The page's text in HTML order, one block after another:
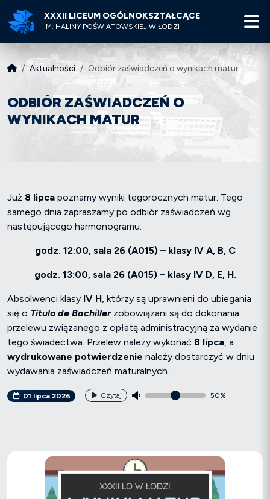
XXXII LICEUM OGÓLNOKSZTAŁCĄCE
IM. HALINY POŚWIATOWSKIEJ W ŁODZI
Aktualności Odbiór zaświadczeń o wynikach matur
ODBIÓR ZAŚWIADCZEŃ O
WYNIKACH MATUR
Już 8 lipca poznamy wyniki tegorocznych matur. Tego
samego dnia zapraszamy po odbiór zaświadczeń wg
następującego harmonogramu:
godz. 12:00, sala 26 (A015) – klasy IV A, B, C
godz. 13:00, sala 26 (A015) – klasy IV D, E, H.
Absolwenci klasy IV H, którzy są uprawnieni do ubiegania
się o Título de Bachillerzobowiązani są do dokonania
przelewu związanego z opłatą administracyjną za wydanie
tego świadectwa. Przelew należy wykonać 8 lipca, a
wydrukowane potwierdzenie należy dostarczyć w dniu
wydawania zaświadczeń maturalnych.
01 lipca 2026 Czytaj 50%